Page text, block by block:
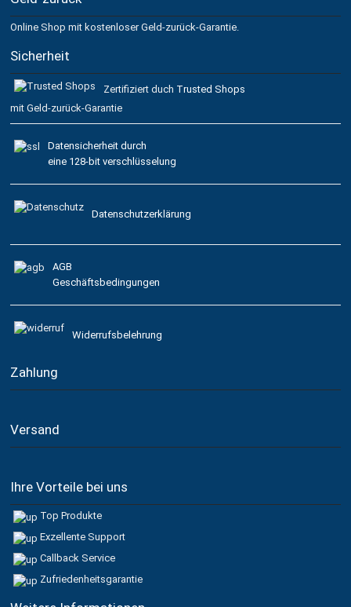
Online Shop mit kostenloser Geld-zurück-Garantie.
Sicherheit
Zertifiziert duch Trusted Shops
mit Geld-zurück-Garantie
Datensicherheit durch
eine 128-bit verschlüsselung
Datenschutzerklärung
AGB
Geschäftsbedingungen
Widerrufsbelehrung
Zahlung
Versand
Ihre Vorteile bei uns
Top Produkte
Exzellente Support
Callback Service
Zufriedenheitsgarantie